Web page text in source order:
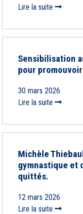
Lire la suite
Sensibilisation
pour
30 mars 2026
Lire la suite
Michèle
gymnastique et
quittés.
12 mars 2026
Lire la suite